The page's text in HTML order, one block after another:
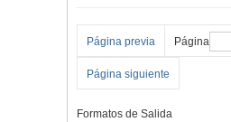
Página previa Página
Página siguiente
Formatos de Salida